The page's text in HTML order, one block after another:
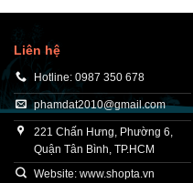
Liên hệ
Hotline: 0987 350 678
phamdat2010@gmail.com
221 Chấn Hưng, Phường 6,
Quận Tân Bình, TP.HCM
Website: www.shopta.vn